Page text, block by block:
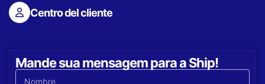
Centro del cliente
Mande sua mensagem para a Ship!